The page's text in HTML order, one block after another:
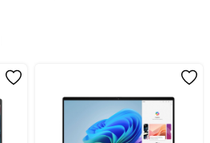
Aluminium (Top), PC-ABS (Bottom)